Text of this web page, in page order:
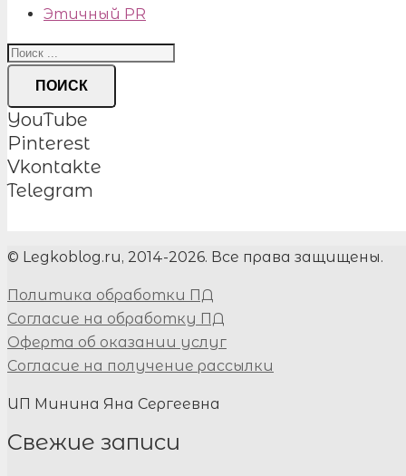
Этичный PR
ПОИСК
YouTube
Pinterest
Vkontakte
Telegram
© Legkoblog.ru, 2014-2026. Все права защищены.
Политика обработки ПД
Согласие на обработку ПД
Оферта об оказании услуг
Согласие на получение рассылки
ИП Минина Яна Сергеевна
Свежие записи